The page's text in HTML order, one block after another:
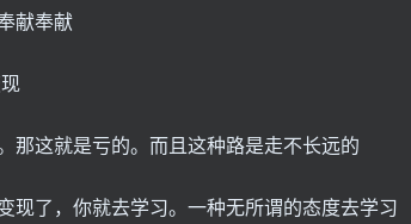
献奉献
那这就是亏的。而且这种路是走不长远的
现了，你就去学习。一种无所谓的态度去学习